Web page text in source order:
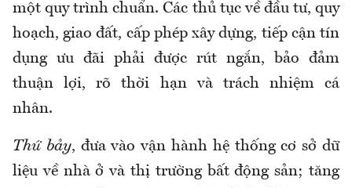
một quy trình chuẩn. Các thủ tục về đầu tư, quy
hoạch, giao đất, cấp phép xây dựng, tiếp cận tín
dụng ưu đãi phải được rút ngắn, bảo đảm
thuận lợi, rõ thời hạn và trách nhiệm cá
nhân.
Thứ bảy, đưa vào vận hành hệ thống cơ sở dữ
liệu về nhà ở và thị trường bất động sản; tăng